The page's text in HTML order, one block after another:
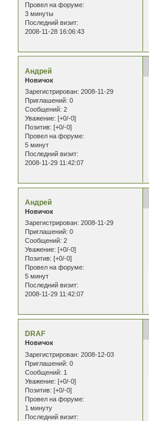
Провел на форуме:
3 минуты
Последний визит:
2008-11-28 16:06:43
Андрей
Новичок
Зарегистрирован: 2008-11-29
Приглашений: 0
Сообщений: 2
Уважение: [+0/-0]
Позитив: [+0/-0]
Провел на форуме:
5 минут
Последний визит:
2008-11-29 11:42:07
Андрей
Новичок
Зарегистрирован: 2008-11-29
Приглашений: 0
Сообщений: 2
Уважение: [+0/-0]
Позитив: [+0/-0]
Провел на форуме:
5 минут
Последний визит:
2008-11-29 11:42:07
DRAF
Новичок
Зарегистрирован: 2008-12-03
Приглашений: 0
Сообщений: 1
Уважение: [+0/-0]
Позитив: [+0/-0]
Провел на форуме:
1 минуту
Последний визит: